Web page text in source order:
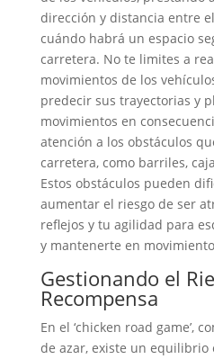
dirección y distancia entre
cuándo habrá un espacio
carretera. No te limites a
movimientos de los
predecir sus trayectorias y
movimientos en
atención a los obstáculos
carretera, como barriles,
Estos obstáculos pueden
aumentar el riesgo de ser
reflejos y tu agilidad para
y mantenerte en
Gestionando el
Recompensa
En el ‘chicken road game’,
de azar, existe un equilibrio